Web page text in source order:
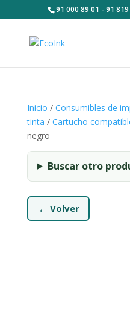
91 000 89 01 - 91
Inicio / Consumibles de
tinta / Cartucho
negro
Buscar otro
← Volver